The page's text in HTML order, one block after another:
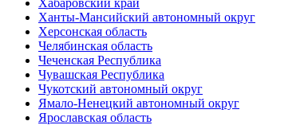
Ханты-Мансийский автономный округ
Херсонская область
Челябинская область
Чеченская Республика
Чувашская Республика
Чукотский автономный округ
Ямало-Ненецкий автономный округ
Ярославская область